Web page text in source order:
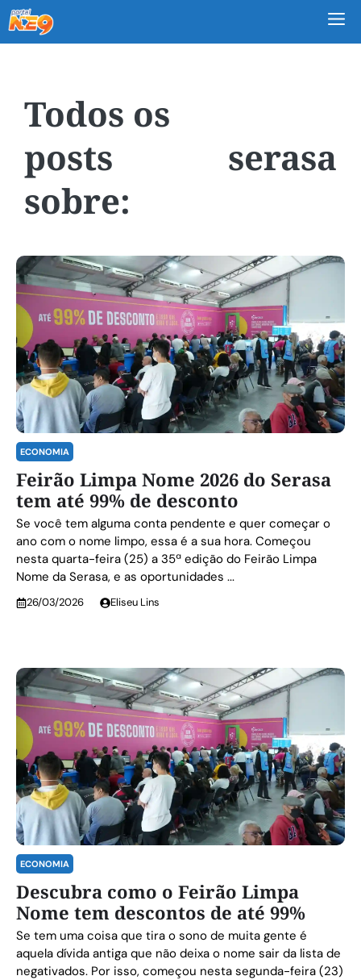
serasa
ECONOMIA
Feirão Limpa Nome 2026 do Serasa
tem até 99% de desconto
Se você tem alguma conta pendente e quer começar o
ano com o nome limpo, essa é a sua hora. Começou
nesta quarta-feira (25) a 35ª edição do Feirão Limpa
Nome da Serasa, e as oportunidades ...
26/03/2026 Eliseu Lins
ECONOMIA
Descubra como o Feirão Limpa
Nome tem descontos de até 99%
Se tem uma coisa que tira o sono de muita gente é
aquela dívida antiga que não deixa o nome sair da lista de
negativados. Por isso, começou nesta segunda-feira (23)